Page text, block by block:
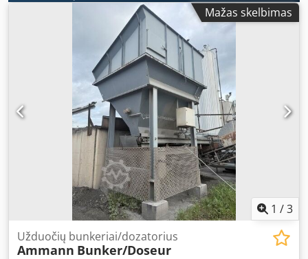
Mažas skelbimas
1 /3
Užduočių bunkeriai/dozatorius
Ammann Bunker/Doseur